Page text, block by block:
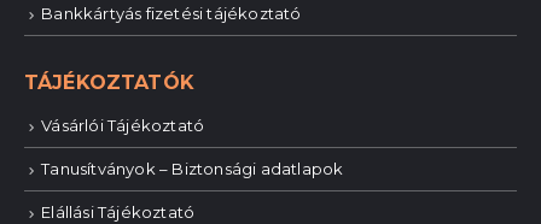
Bankkártyás fizetési tájékoztató
TÁJÉKOZTATÓK
Vásárlói Tájékoztató
Tanusítványok – Biztonsági adatlapok
Elállási Tájékoztató